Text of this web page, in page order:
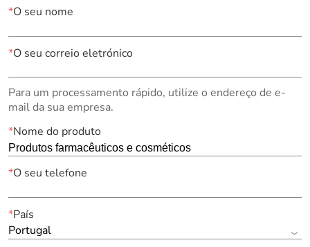
*O seu nome
*O seu correio eletrónico
Para um processamento rápido, utilize o endereço de e-
mail da sua empresa.
*Nome do produto
*O seu telefone
*País
Portugal